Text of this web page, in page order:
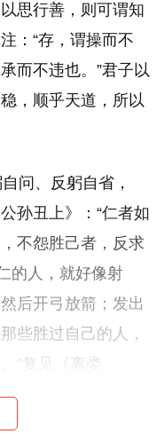
思行善，则可谓知
：“存，谓操而不
而不违也。”君子以
，顺乎天道，所以
问、反躬自省，
孙丑上》：“仁者如
不怨胜己者，反求
的人，就好像射
后开弓放箭；发出
些胜过自己的人，
”复见《离娄
治，反其智；礼人
求诸己，其身正而